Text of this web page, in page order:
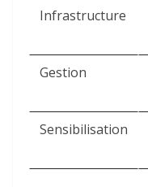
Infrastructure
Gestion
Sensibilisation